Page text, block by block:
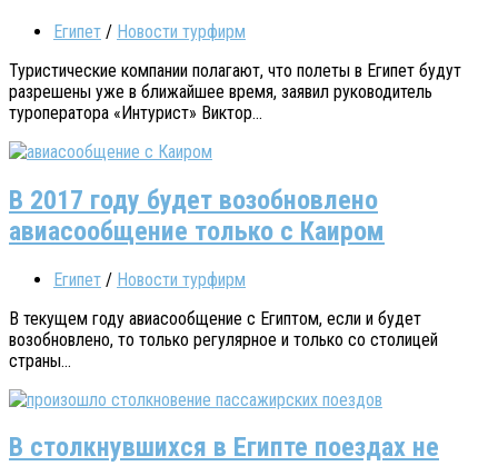
Египет / Новости турфирм
Туристические компании полагают, что полеты в Египет будут
разрешены уже в ближайшее время, заявил руководитель
туроператора «Интурист» Виктор...
В 2017 году будет возобновлено
авиасообщение только с Каиром
Египет / Новости турфирм
В текущем году авиасообщение с Египтом, если и будет
возобновлено, то только регулярное и только со столицей
страны...
В столкнувшихся в Египте поездах не